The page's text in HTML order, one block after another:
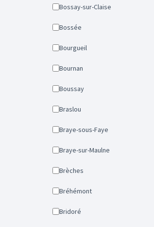
Bossay-sur-Claise
Bossée
Bourgueil
Bournan
Boussay
Braslou
Braye-sous-Faye
Braye-sur-Maulne
Brèches
Bréhémont
Bridoré